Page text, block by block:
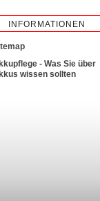
INFORMATIONEN
- Was Sie über
wissen sollten